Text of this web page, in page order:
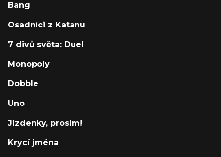
Bang
Osadníci z Katanu
7 divů světa: Duel
Monopoly
Dobble
Uno
Jízdenky, prosím!
Krycí jména